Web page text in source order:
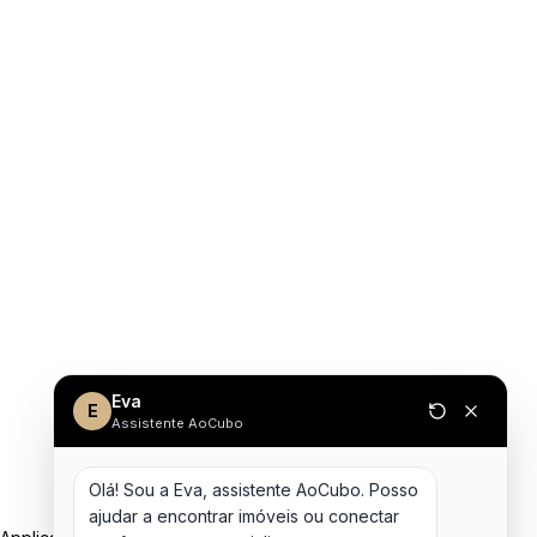
E Eva
Assistente AoCubo
Olá! Sou a Eva, assistente AoCubo. Posso
ajudar a encontrar imóveis ou conectar